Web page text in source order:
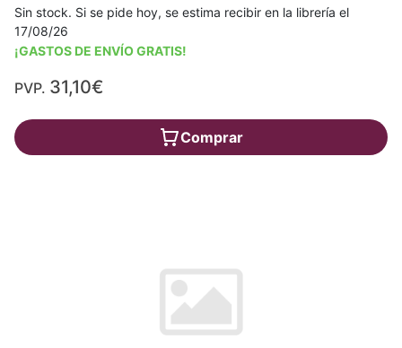
Sin stock. Si se pide hoy, se estima recibir en la librería el
17/08/26
¡GASTOS DE ENVÍO GRATIS!
PVP. 31,10€
Comprar